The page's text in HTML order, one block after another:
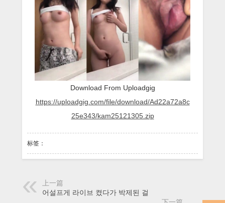
트
Download From Uploadgig
https://uploadgig.com/file/download/Ad22a72a8c
25e343/kam25121305.zip
标签：
上一篇
어설프게 라이브 켰다가 박제된 걸